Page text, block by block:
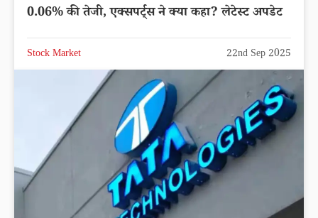
0.06% की तेजी, एक्सपर्ट्स ने क्या कहा? लेटेस्ट अपडेट
Stock Market 22nd Sep 2025